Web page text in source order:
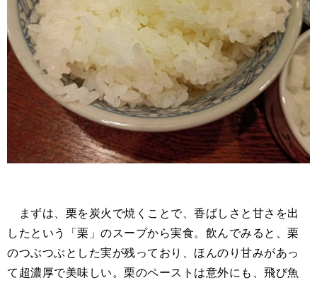
まずは、栗を炭火で焼くことで、香ばしさと甘さを出
したという「栗」のスープから実食。飲んでみると、栗
のつぶつぶとした実が残っており、ほんのり甘みがあっ
て超濃厚で美味しい。栗のペーストは意外にも、飛び魚